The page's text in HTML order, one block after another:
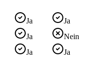
Ja
Ja
Ja
Nein
Ja Ja